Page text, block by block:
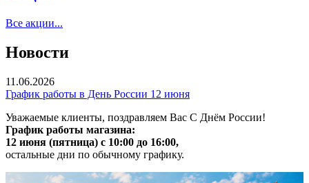
Все акции...
Новости
11.06.2026
График работы в День России 12 июня
Уважаемые клиенты, поздравляем Вас С Днём России!
График работы магазина:
12 июня (пятница) с 10:00 до 16:00,
остальные дни по обычному графику.